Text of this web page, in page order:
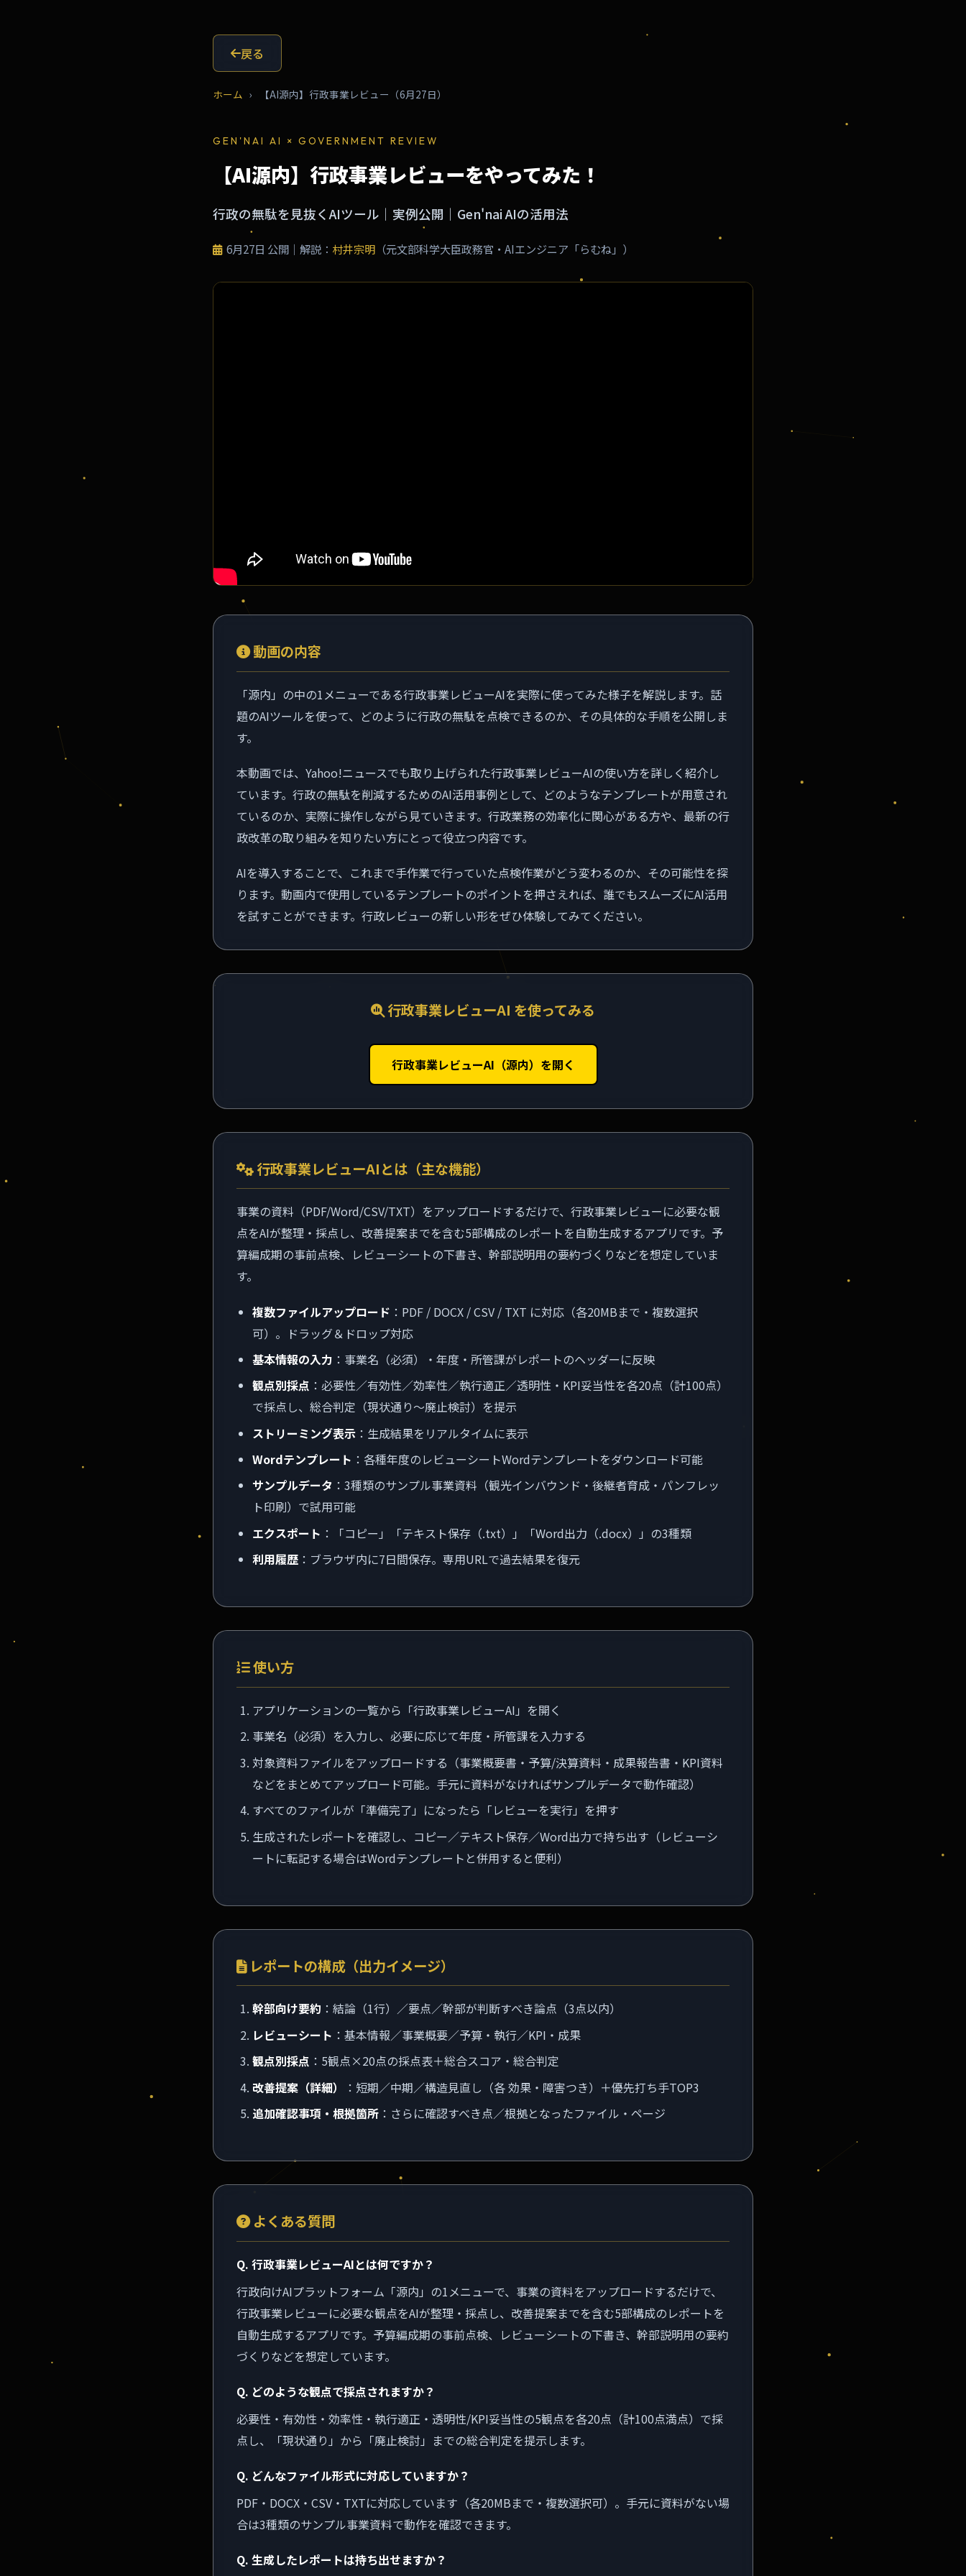
戻る
ホーム › 【AI源内】行政事業レビュー（6月27日）
GEN'NAI AI × GOVERNMENT REVIEW
【AI源内】行政事業レビューをやってみた！
行政の無駄を見抜くAIツール｜実例公開｜Gen'nai AIの活用法
6月27日 公開｜解説： 村井宗明 （元文部科学大臣政務官・AIエンジニア「らむね」）
動画の内容
「源内」の中の1メニューである行政事業レビューAIを実際に使ってみた様子を解説します。話
題のAIツールを使って、どのように行政の無駄を点検できるのか、その具体的な手順を公開しま
す。
本動画では、Yahoo!ニュースでも取り上げられた行政事業レビューAIの使い方を詳しく紹介し
ています。行政の無駄を削減するためのAI活用事例として、どのようなテンプレートが用意され
ているのか、実際に操作しながら見ていきます。行政業務の効率化に関心がある方や、最新の行
政改革の取り組みを知りたい方にとって役立つ内容です。
AIを導入することで、これまで手作業で行っていた点検作業がどう変わるのか、その可能性を探
ります。動画内で使用しているテンプレートのポイントを押さえれば、誰でもスムーズにAI活用
を試すことができます。行政レビューの新しい形をぜひ体験してみてください。
行政事業レビューAI を使ってみる
行政事業レビューAI（源内）を開く
行政事業レビューAIとは（主な機能）
事業の資料（PDF/Word/CSV/TXT）をアップロードするだけで、行政事業レビューに必要な観
点をAIが整理・採点し、改善提案までを含む5部構成のレポートを自動生成するアプリです。予
算編成期の事前点検、レビューシートの下書き、幹部説明用の要約づくりなどを想定していま
す。
複数ファイルアップロード ：PDF / DOCX / CSV / TXT に対応（各20MBまで・複数選択
可）。ドラッグ＆ドロップ対応
基本情報の入力 ：事業名（必須）・年度・所管課がレポートのヘッダーに反映
観点別採点 ：必要性／有効性／効率性／執行適正／透明性・KPI妥当性を各20点（計100点）
で採点し、総合判定（現状通り〜廃止検討）を提示
ストリーミング表示 ：生成結果をリアルタイムに表示
Wordテンプレート ：各種年度のレビューシートWordテンプレートをダウンロード可能
サンプルデータ ：3種類のサンプル事業資料（観光インバウンド・後継者育成・パンフレッ
ト印刷）で試用可能
エクスポート ：「コピー」「テキスト保存（.txt）」「Word出力（.docx）」の3種類
利用履歴 ：ブラウザ内に7日間保存。専用URLで過去結果を復元
使い方
アプリケーションの一覧から「行政事業レビューAI」を開く
事業名（必須）を入力し、必要に応じて年度・所管課を入力する
対象資料ファイルをアップロードする（事業概要書・予算/決算資料・成果報告書・KPI資料
などをまとめてアップロード可能。手元に資料がなければサンプルデータで動作確認）
すべてのファイルが「準備完了」になったら「レビューを実行」を押す
生成されたレポートを確認し、コピー／テキスト保存／Word出力で持ち出す（レビューシ
ートに転記する場合はWordテンプレートと併用すると便利）
レポートの構成（出力イメージ）
幹部向け要約 ：結論（1行）／要点／幹部が判断すべき論点（3点以内）
レビューシート ：基本情報／事業概要／予算・執行／KPI・成果
観点別採点 ：5観点×20点の採点表＋総合スコア・総合判定
改善提案（詳細）
：短期／中期／構造見直し（各 効果・障害つき）＋優先打ち手TOP3
追加確認事項・根拠箇所 ：さらに確認すべき点／根拠となったファイル・ページ
よくある質問
Q. 行政事業レビューAIとは何ですか？
行政向けAIプラットフォーム「源内」の1メニューで、事業の資料をアップロードするだけで、
行政事業レビューに必要な観点をAIが整理・採点し、改善提案までを含む5部構成のレポートを
自動生成するアプリです。予算編成期の事前点検、レビューシートの下書き、幹部説明用の要約
づくりなどを想定しています。
Q. どのような観点で採点されますか？
必要性・有効性・効率性・執行適正・透明性/KPI妥当性の5観点を各20点（計100点満点）で採
点し、「現状通り」から「廃止検討」までの総合判定を提示します。
Q. どんなファイル形式に対応していますか？
PDF・DOCX・CSV・TXTに対応しています（各20MBまで・複数選択可）。手元に資料がない場
合は3種類のサンプル事業資料で動作を確認できます。
Q. 生成したレポートは持ち出せますか？